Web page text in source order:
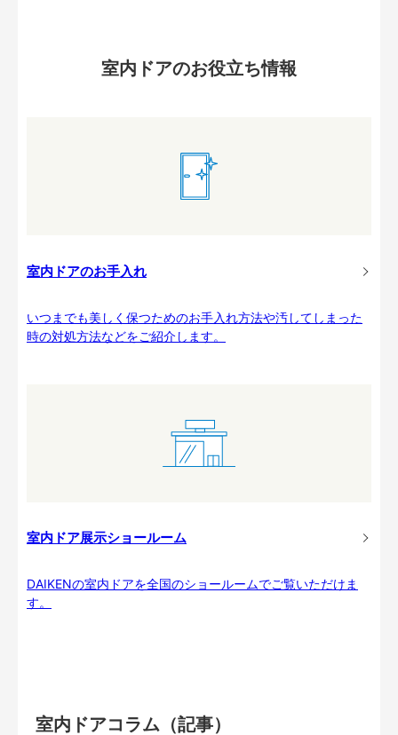
室内ドアのお役立ち情報
室内ドアのお手入れ
いつまでも美しく保つためのお手入れ方法や汚してしまった
時の対処方法などをご紹介します。
室内ドア展示ショールーム
DAIKENの室内ドアを全国のショールームでご覧いただけま
す。
室内ドアコラム（記事）